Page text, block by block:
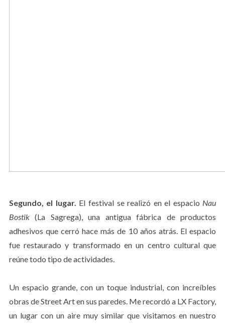
Segundo, el lugar. El festival se realizó en el espacio Nau
Bostik(La Sagrega), una antigua fábrica de productos
adhesivos que cerró hace más de 10 años atrás. El espacio
fue restaurado y transformado en un centro cultural que
reúne todo tipo de actividades.
Un espacio grande, con un toque industrial, con increíbles
obras de Street Art en sus paredes. Me recordó a LX Factory,
un lugar con un aire muy similar que visitamos en nuestro